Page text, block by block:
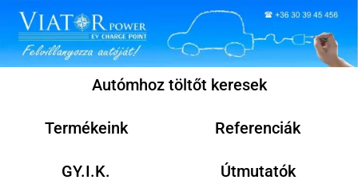
Autómhoz töltőt keresek
Termékeink Referenciák
GY.I.K. Útmutatók